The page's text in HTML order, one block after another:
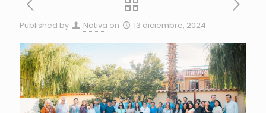
Published by Nativa on 13 diciembre, 2024